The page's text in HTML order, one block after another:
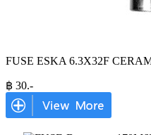
FUSE ESKA 6.3X32F
฿ 30.-